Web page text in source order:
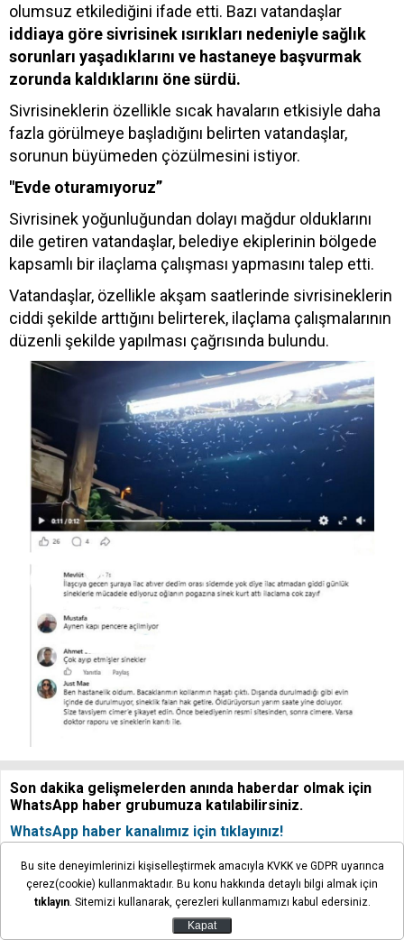
olumsuz etkilediğini ifade etti. Bazı vatandaşlar
iddiaya göre sivrisinek ısırıkları nedeniyle sağlık
sorunları yaşadıklarını ve hastaneye başvurmak
zorunda kaldıklarını öne sürdü.
Sivrisineklerin özellikle sıcak havaların etkisiyle daha
fazla görülmeye başladığını belirten vatandaşlar,
sorunun büyümeden çözülmesini istiyor.
"Evde oturamıyoruz”
Sivrisinek yoğunluğundan dolayı mağdur olduklarını
dile getiren vatandaşlar, belediye ekiplerinin bölgede
kapsamlı bir ilaçlama çalışması yapmasını talep etti.
Vatandaşlar, özellikle akşam saatlerinde sivrisineklerin
ciddi şekilde arttığını belirterek, ilaçlama çalışmalarının
düzenli şekilde yapılması çağrısında bulundu.
Son dakika gelişmelerden anında haberdar olmak için
WhatsApp haber grubumuza katılabilirsiniz.
WhatsApp haber kanalımız için tıklayınız!
Yorum Yap
Bu site deneyimlerinizi kişiselleştirmek amacıyla KVKK ve GDPR uyarınca
çerez(cookie) kullanmaktadır. Bu konu hakkında detaylı bilgi almak için
tıklayın. Sitemizi kullanarak, çerezleri kullanmamızı kabul edersiniz.
Kapat